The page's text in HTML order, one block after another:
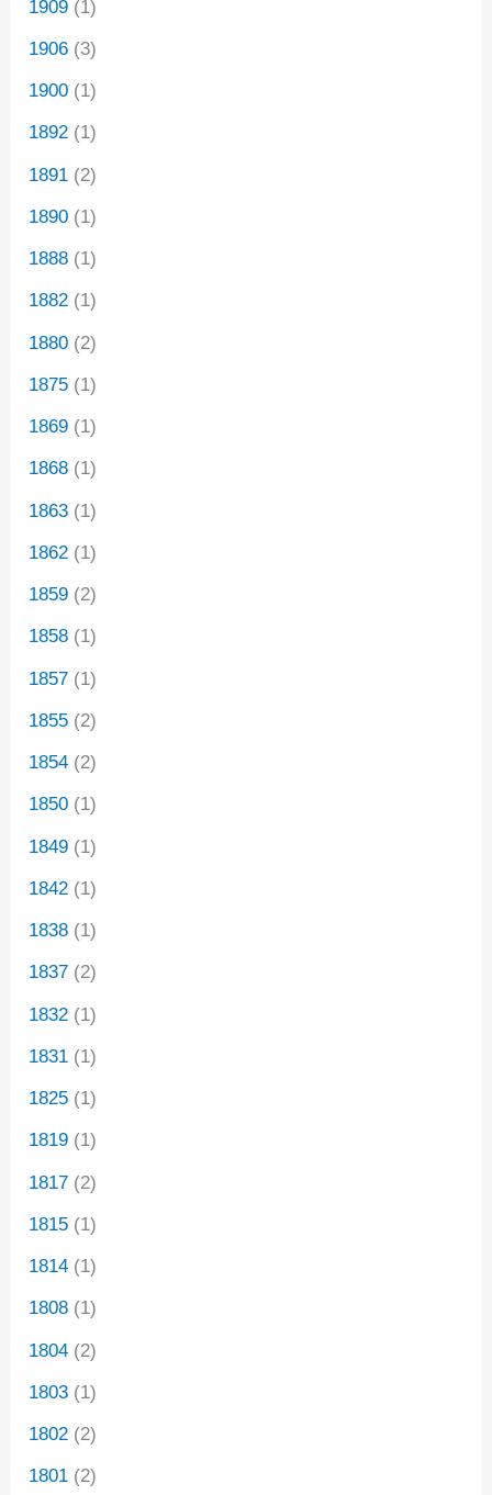
1909 (1)
1906 (3)
1900 (1)
1892 (1)
1891 (2)
1890 (1)
1888 (1)
1882 (1)
1880 (2)
1875 (1)
1869 (1)
1868 (1)
1863 (1)
1862 (1)
1859 (2)
1858 (1)
1857 (1)
1855 (2)
1854 (2)
1850 (1)
1849 (1)
1842 (1)
1838 (1)
1837 (2)
1832 (1)
1831 (1)
1825 (1)
1819 (1)
1817 (2)
1815 (1)
1814 (1)
1808 (1)
1804 (2)
1803 (1)
1802 (2)
1801 (2)